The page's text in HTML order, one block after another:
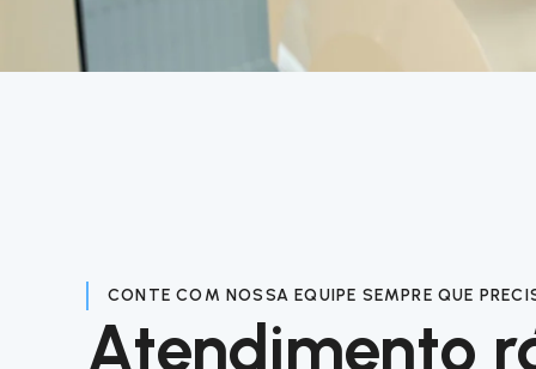
CONTE COM NOSSA EQUIPE SEMPRE QUE
Atendimento